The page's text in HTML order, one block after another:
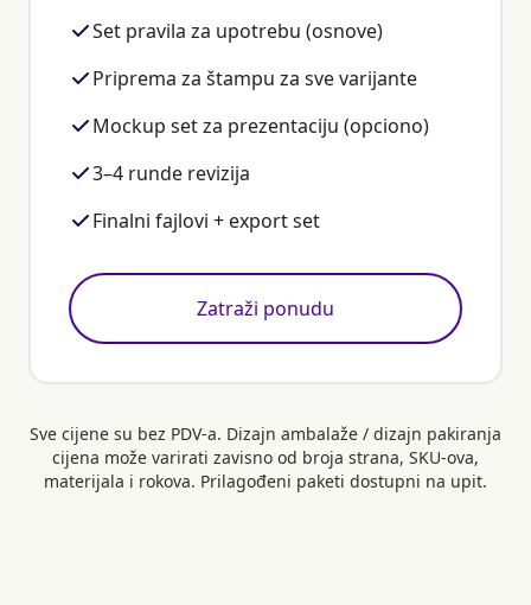
Set pravila za upotrebu (osnove)
Priprema za štampu za sve varijante
Mockup set za prezentaciju (opciono)
3–4 runde revizija
Finalni fajlovi + export set
Zatraži ponudu
Sve cijene su bez PDV-a. Dizajn ambalaže / dizajn pakiranja
cijena može varirati zavisno od broja strana, SKU-ova,
materijala i rokova. Prilagođeni paketi dostupni na upit.